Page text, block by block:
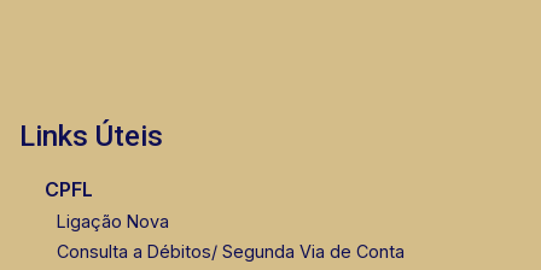
Links Úteis
CPFL
Ligação Nova
Consulta a Débitos/ Segunda Via de Conta